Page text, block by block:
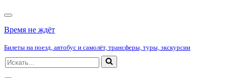
Меню
навигации
Время не ждёт
Билеты на поезд, автобус и самолёт, трансферы, туры, экскурсии
Искать...